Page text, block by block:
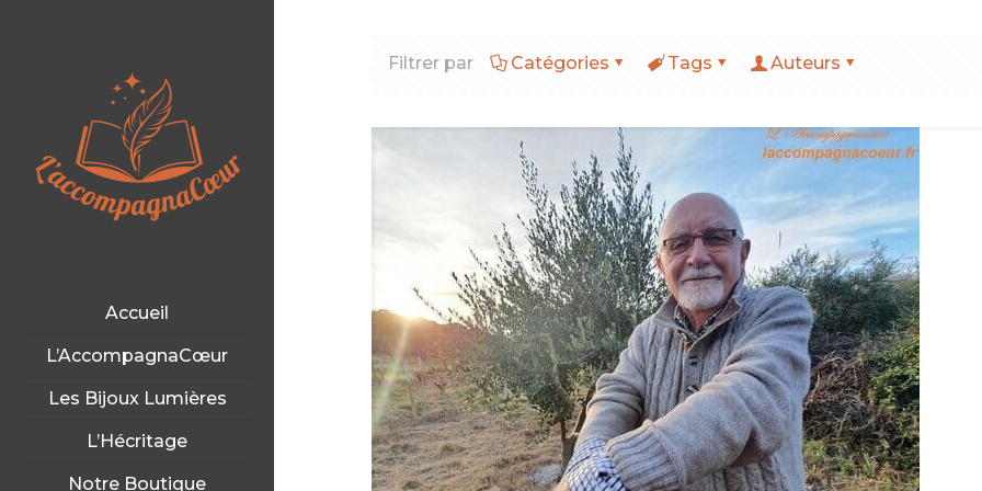
Accueil
L’AccompagnaCœur
Les Bijoux Lumières
L’Hécritage
Notre Boutique
Filtrer par Catégories Tags Auteurs